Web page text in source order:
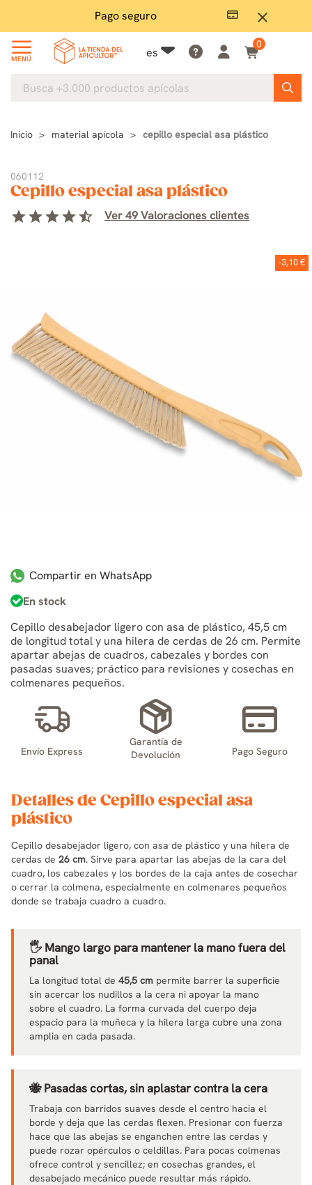
close
Pago seguro
MENÚ es
0
Inicio material apícola cepillo especial asa plástico
060112
Cepillo especial asa plástico
starstarstarstarstar_half Ver 49 Valoraciones clientes
-3,10 €
Compartir en WhatsApp
En stock
Cepillo desabejador ligero con asa de plástico, 45,5 cm
de longitud total y una hilera de cerdas de 26 cm. Permite
apartar abejas de cuadros, cabezales y bordes con
pasadas suaves; práctico para revisiones y cosechas en
colmenares pequeños.
Envío Express
Garantía de
Devolución
Pago Seguro
Detalles de Cepillo especial asa
plástico
Cepillo desabejador ligero, con asa de plástico y una hilera de
cerdas de 26 cm. Sirve para apartar las abejas de la cara del
cuadro, los cabezales y los bordes de la caja antes de cosechar
o cerrar la colmena, especialmente en colmenares pequeños
donde se trabaja cuadro a cuadro.
🖐️ Mango largo para mantener la mano fuera del
panal
La longitud total de 45,5 cm permite barrer la superficie
sin acercar los nudillos a la cera ni apoyar la mano
sobre el cuadro. La forma curvada del cuerpo deja
espacio para la muñeca y la hilera larga cubre una zona
amplia en cada pasada.
🐝 Pasadas cortas, sin aplastar contra la cera
Trabaja con barridos suaves desde el centro hacia el
borde y deja que las cerdas flexen. Presionar con fuerza
hace que las abejas se enganchen entre las cerdas y
puede rozar opérculos o celdillas. Para pocas colmenas
ofrece control y sencillez; en cosechas grandes, el
desabejado mecánico puede resultar más rápido.